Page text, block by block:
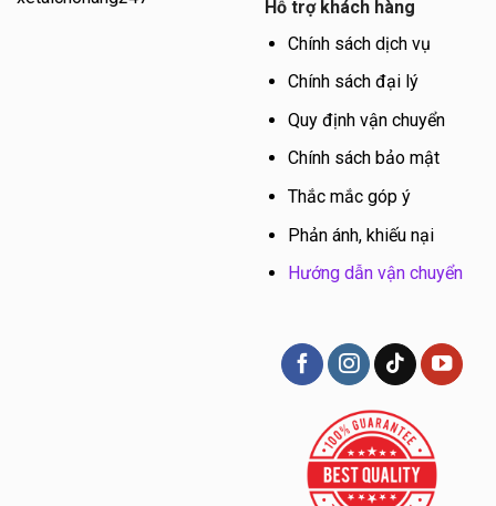
Hỗ trợ khách hàng
Chính sách dịch vụ
Chính sách đại lý
Quy định vận chuyển
Chính sách bảo mật
Thắc mắc góp ý
Phản ánh, khiếu nại
Hướng dẫn vận chuyển